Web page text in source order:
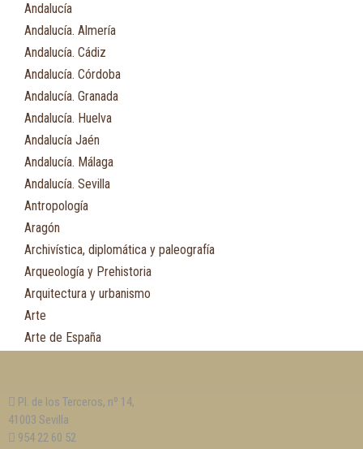
Andalucía
Andalucía. Almería
Andalucía. Cádiz
Andalucía. Córdoba
Andalucía. Granada
Andalucía. Huelva
Andalucía Jaén
Andalucía. Málaga
Andalucía. Sevilla
Antropología
Aragón
Archivística, diplomática y paleografía
Arqueología y Prehistoria
Arquitectura y urbanismo
Arte
Arte de España
Asturias
Automovilismo, ciclismo y Motociclismo
Pl. de los Terceros, nº 14,
41003 Sevilla
954 22 60 52